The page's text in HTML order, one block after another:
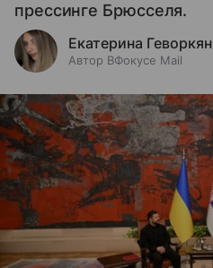
прессинге Брюсселя.
Екатерина Геворкян
Автор ВФокусе Mail